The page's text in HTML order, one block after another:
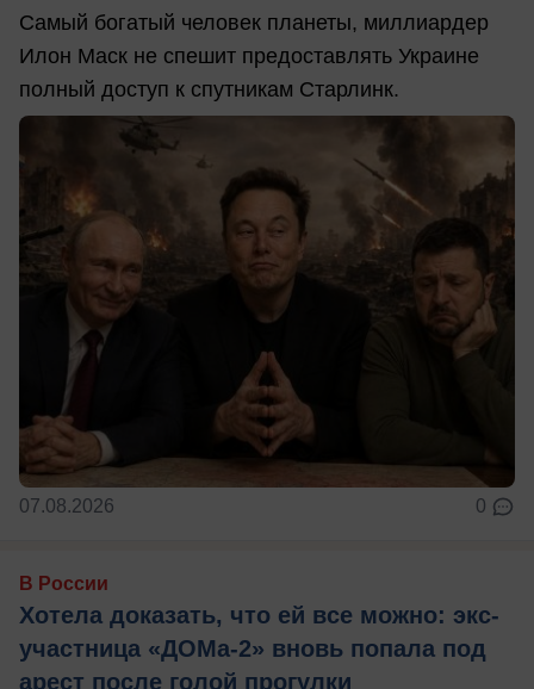
Самый богатый человек планеты, миллиардер
Илон Маск не спешит предоставлять Украине
полный доступ к спутникам Старлинк.
07.08.2026 0
В России
Хотела доказать, что ей все можно: экс-
участница «ДОМа-2» вновь попала под
арест после голой прогулки